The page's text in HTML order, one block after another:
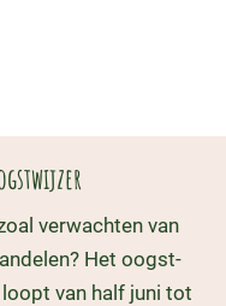
verwachten van
Het oogst-
van half juni tot